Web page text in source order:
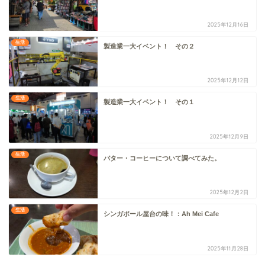
2025年12月16日
生活
製造業一大イベント！ その２
2025年12月12日
生活
製造業一大イベント！ その１
2025年12月9日
生活
バター・コーヒーについて調べてみた。
2025年12月2日
生活
シンガポール屋台の味！：Ah Mei Cafe
2025年11月28日